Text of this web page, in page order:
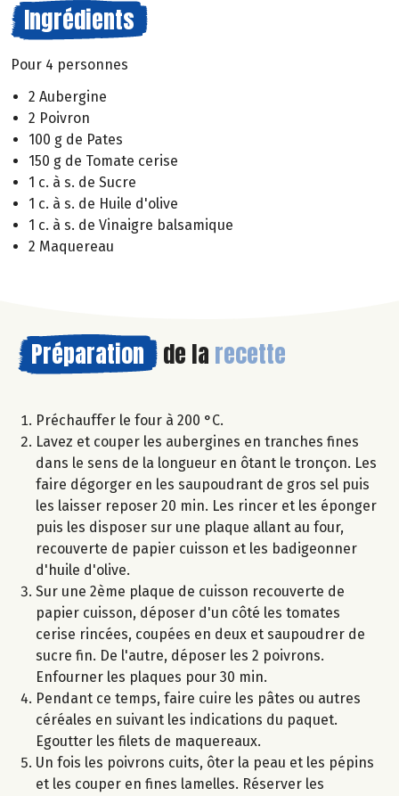
Ingrédients
Pour 4 personnes
2 Aubergine
2 Poivron
100 g de Pates
150 g de Tomate cerise
1 c. à s. de Sucre
1 c. à s. de Huile d'olive
1 c. à s. de Vinaigre balsamique
2 Maquereau
Préparation de la recette
Préchauffer le four à 200 °C.
Lavez et couper les aubergines en tranches fines
dans le sens de la longueur en ôtant le tronçon. Les
faire dégorger en les saupoudrant de gros sel puis
les laisser reposer 20 min. Les rincer et les éponger
puis les disposer sur une plaque allant au four,
recouverte de papier cuisson et les badigeonner
d'huile d'olive.
Sur une 2ème plaque de cuisson recouverte de
papier cuisson, déposer d'un côté les tomates
cerise rincées, coupées en deux et saupoudrer de
sucre fin. De l'autre, déposer les 2 poivrons.
Enfourner les plaques pour 30 min.
Pendant ce temps, faire cuire les pâtes ou autres
céréales en suivant les indications du paquet.
Egoutter les filets de maquereaux.
Un fois les poivrons cuits, ôter la peau et les pépins
et les couper en fines lamelles. Réserver les